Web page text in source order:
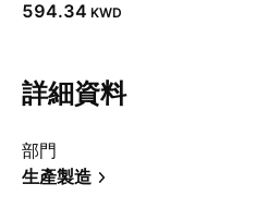
594.34 KWD
詳細資料
部門
生產製造